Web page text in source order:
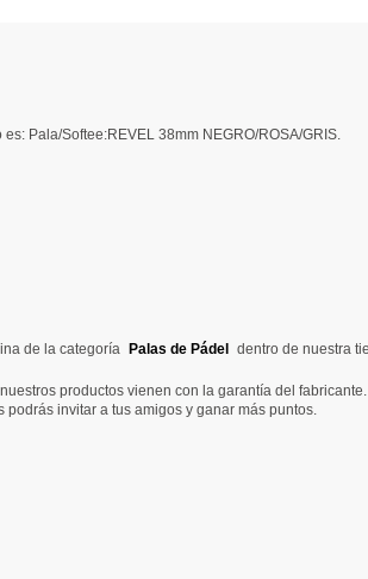
Pala/Softee:REVEL 38mm NEGRO/ROSA/GRIS.
de la categoría Palas de Pádel dentro de nuestra
productos vienen con la garantía del fabricante.
invitar a tus amigos y ganar más puntos.